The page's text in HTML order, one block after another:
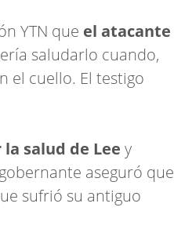
YTN que el atacante
saludarlo cuando,
el cuello. El testigo
salud de Lee y
aseguró que
sufrió su antiguo